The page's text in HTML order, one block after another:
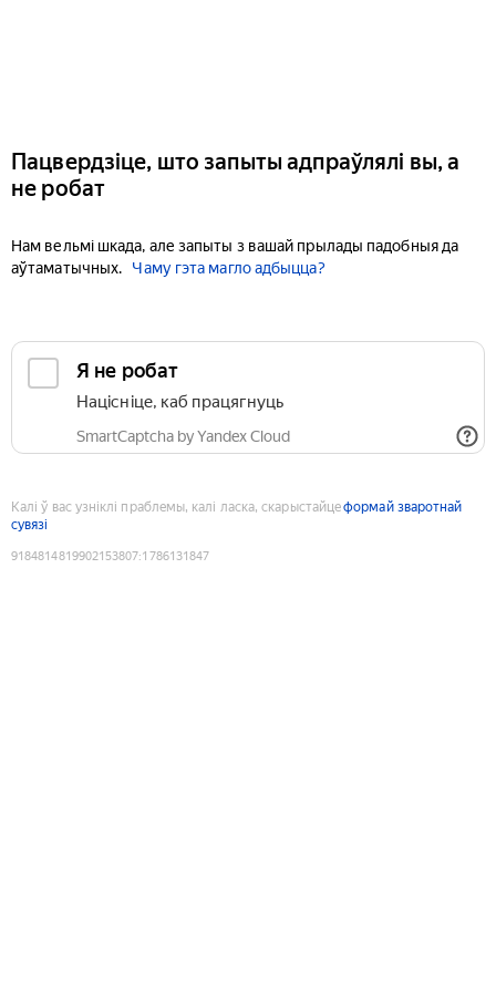
Пацвердзіце, што запыты адпраўлялі вы, а
не робат
Нам вельмі шкада, але запыты з вашай прылады падобныя да
аўтаматычных.
Чаму гэта магло адбыцца?
Я не робат
Націсніце, каб працягнуць
SmartCaptcha by Yandex Cloud
Калі ў вас узніклі праблемы, калі ласка, скарыстайцеформай зваротнай
сувязі
9184814819902153807:1786131847